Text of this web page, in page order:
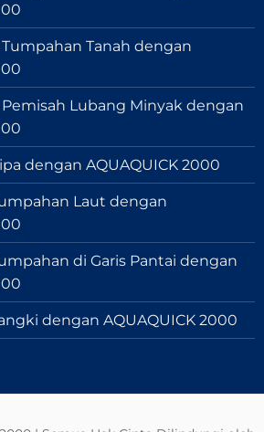
Tanah dengan
Lubang Minyak dengan
dengan AQUAQUICK 2000
Laut dengan
di Garis Pantai dengan
dengan AQUAQUICK 2000